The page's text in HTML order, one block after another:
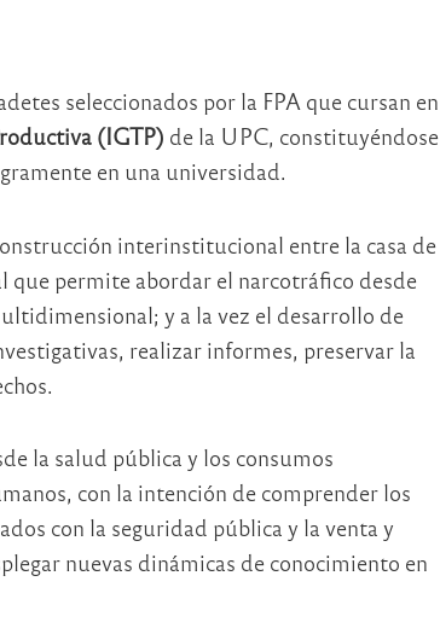
seleccionados por la FPA que cursan en
(IGTP) de la UPC, constituyéndose
en una universidad.
interinstitucional entre la casa de
que permite abordar el narcotráfico desde
y a la vez el desarrollo de
realizar informes, preservar la
la salud pública y los consumos
con la intención de comprender los
con la seguridad pública y la venta y
nuevas dinámicas de conocimiento en